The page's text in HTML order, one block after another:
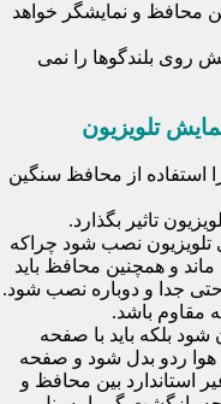
محافظ و نمایشگر خواهد
روی بلندگوها را نمی
تلویزیون
استفاده از محافظ سنگین
تاثیر بگذارد.
نصب شود چراکه
و همچنین محافظ باید
جدا و دوباره نصب شود.
مقاوم باشد.
بلکه باید با صفحه
هوا ردو بدل شود و صفحه
استاندارد بین محافظ و